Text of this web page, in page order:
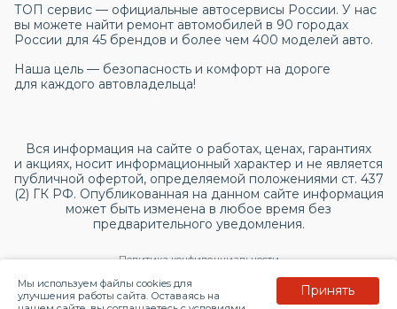
ТОП сервис — официальные автосервисы России. У нас
вы можете найти ремонт автомобилей в 90 городах
России для 45 брендов и более чем 400 моделей авто.
Наша цель — безопасность и комфорт на дороге
для каждого автовладельца!
Вся информация на сайте о работах, ценах, гарантиях
и акциях, носит информационный характер и не является
публичной офертой, определяемой положениями ст. 437
(2) ГК РФ. Опубликованная на данном сайте информация
может быть изменена в любое время без
предварительного уведомления.
Политика конфиденциальности
Согласие на обработку персональных данных
Мы используем файлы cookies для
улучшения работы сайта. Оставаясь на
Принять